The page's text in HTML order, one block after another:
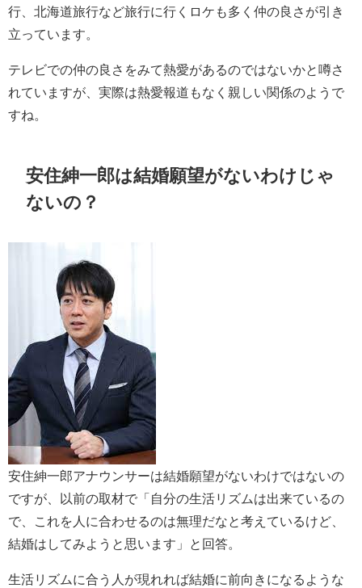
行、北海道旅行など旅行に行くロケも多く仲の良さが引き
立っています。
テレビでの仲の良さをみて熱愛があるのではないかと噂さ
れていますが、実際は熱愛報道もなく親しい関係のようで
すね。
安住紳一郎は結婚願望がないわけじゃ
ないの？
安住紳一郎アナウンサーは結婚願望がないわけではないの
ですが、以前の取材で「自分の生活リズムは出来ているの
で、これを人に合わせるのは無理だなと考えているけど、
結婚はしてみようと思います」と回答。
生活リズムに合う人が現れれば結婚に前向きになるような